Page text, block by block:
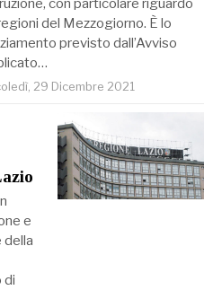
con particolare riguardo
del Mezzogiorno. È lo
previsto dall’Avviso
29 Dicembre 2021
e
della
di